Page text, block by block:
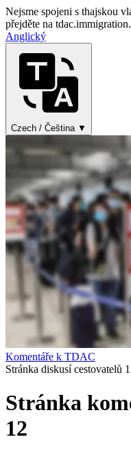
Nejsme spojeni s thajskou
přejděte na
Anglický
Czech / Čeština ▼
Komentáře k TDAC
Stránka diskusí cestovatelů
Stránka
12